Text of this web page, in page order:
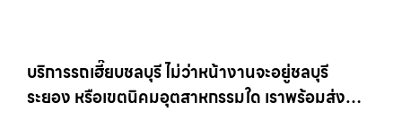
บริการรถเฮี๊ยบชลบุรี ไม่ว่าหน้างานจะอยู่ชลบุรี
ระยอง หรือเขตนิคมอุตสาหกรรมใด เราพร้อมส่งรถ